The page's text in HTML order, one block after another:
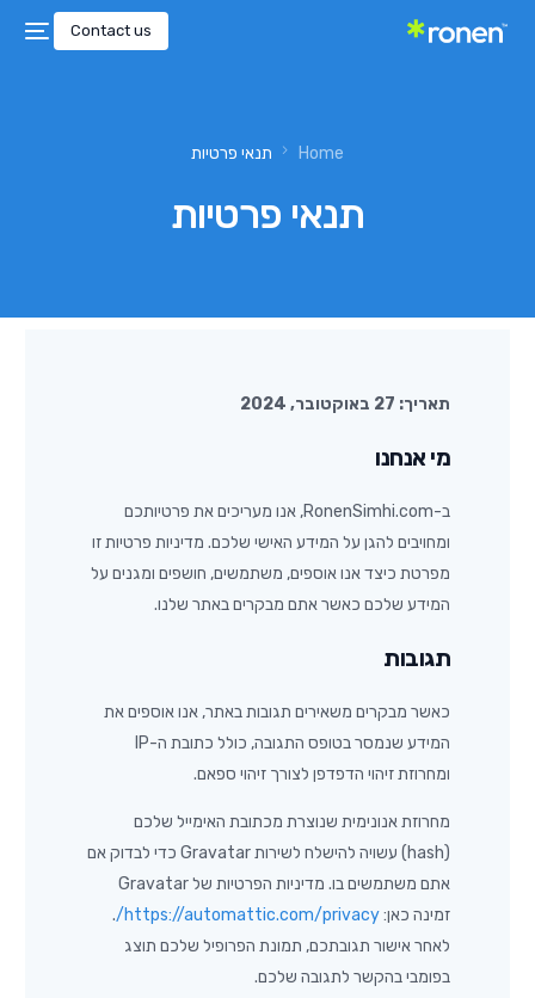
Contact us
Home תנאי פרטיות
תנאי פרטיות
תאריך: 27 באוקטובר, 2024
מי אנחנו
ב-RonenSimhi.com, אנו מעריכים את פרטיותכם
ומחויבים להגן על המידע האישי שלכם. מדיניות פרטיות זו
מפרטת כיצד אנו אוספים, משתמשים, חושפים ומגנים על
המידע שלכם כאשר אתם מבקרים באתר שלנו.
תגובות
כאשר מבקרים משאירים תגובות באתר, אנו אוספים את
המידע שנמסר בטופס התגובה, כולל כתובת ה-IP
ומחרוזת זיהוי הדפדפן לצורך זיהוי ספאם.
מחרוזת אנונימית שנוצרת מכתובת האימייל שלכם
(hash) עשויה להישלח לשירות Gravatar כדי לבדוק אם
אתם משתמשים בו. מדיניות הפרטיות של Gravatar
זמינה כאן:https://automattic.com/privacy/
.
לאחר אישור תגובתכם, תמונת הפרופיל שלכם תוצג
בפומבי בהקשר לתגובה שלכם.